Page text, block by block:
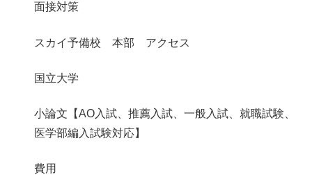
面接対策
スカイ予備校 本部 アクセス
国立大学
小論文【AO入試、推薦入試、一般入試、就職試験、
医学部編入試験対応】
費用